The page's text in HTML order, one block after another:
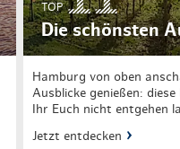
TOP
Die schönsten
Hamburg von oben
Ausblicke genießen:
Ihr Euch nicht entgehen
Jetzt entdecken